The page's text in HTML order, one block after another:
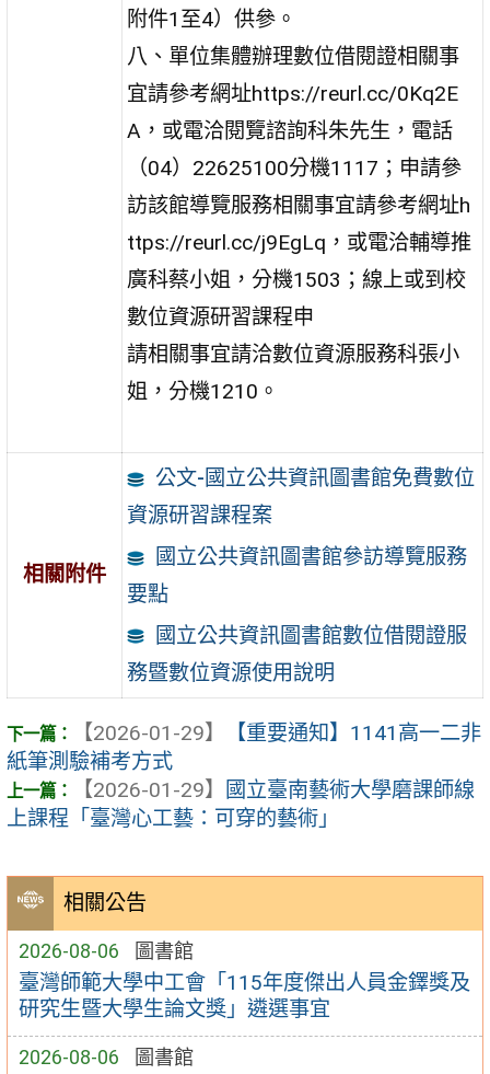
相關公告
2026-08-06 圖書館
臺灣師範大學中工會「115年度傑出人員金鐸獎及
研究生暨大學生論文獎」遴選事宜
2026-08-06 圖書館
附件1至4）供參。
八、單位集體辦理數位借閱證相關事
宜請參考網址https://reurl.cc/0Kq2E
A，或電洽閱覽諮詢科朱先生，電話
（04）22625100分機1117；申請參
訪該館導覽服務相關事宜請參考網址h
ttps://reurl.cc/j9EgLq，或電洽輔導推
廣科蔡小姐，分機1503；線上或到校
數位資源研習課程申
請相關事宜請洽數位資源服務科張小
姐，分機1210。
相關附件
公文-國立公共資訊圖書館免費數位
資源研習課程案
國立公共資訊圖書館參訪導覽服務
要點
國立公共資訊圖書館數位借閱證服
務暨數位資源使用說明
【2026-01-29】
【重要通知】1141高一二非
紙筆測驗補考方式
【2026-01-29】
國立臺南藝術大學磨課師線
上課程「臺灣心工藝：可穿的藝術」